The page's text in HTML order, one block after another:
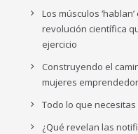
Los músculos
revolución científica
ejercicio
Construyendo el
mujeres
Todo lo que
¿Qué revelan las